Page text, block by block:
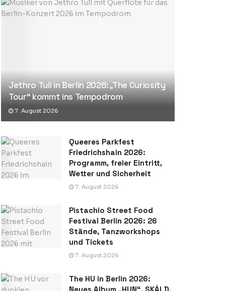
Jethro Tull in Berlin 2026: „The Curiosity
Tour“ kommt ins Tempodrom
7. August 2026
Queeres Parkfest
Friedrichshain 2026:
Programm, freier Eintritt,
Wetter und Sicherheit
7. August 2026
Pistachio Street Food
Festival Berlin 2026: 26
Stände, Tanzworkshops
und Tickets
7. August 2026
The HU in Berlin 2026:
Neues Album „HUN“, SKÁLD,